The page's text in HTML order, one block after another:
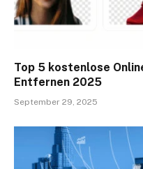
Top 5 kostenlose
Entfernen 2025
September 29, 2025